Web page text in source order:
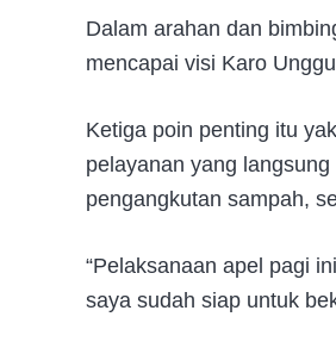
Dalam arahan dan
mencapai visi Karo
Ketiga poin penting itu
pelayanan yang
pengangkutan sampah,
“Pelaksanaan apel pagi
saya sudah siap untuk